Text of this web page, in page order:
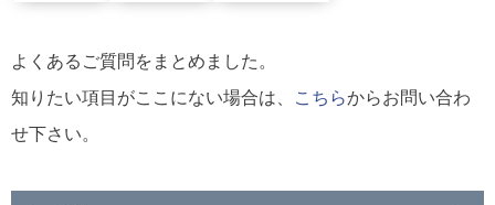
よくあるご質問をまとめました。
知りたい項目がここにない場合は、
こちらからお問い合わ
せ下さい。